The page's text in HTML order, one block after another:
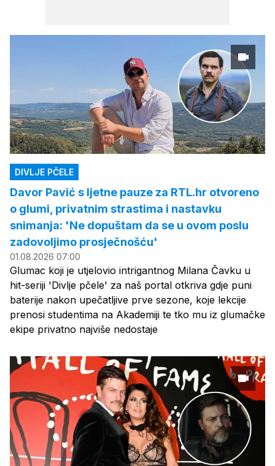
DIVLJE PČELE
Davor Pavić s ljetne pauze za RTL.hr otvoreno
o glumi, privatnim strastima i nastavku
snimanja: 'Ne dopuštam da se u ovom poslu
zadovoljimo prosječnošću'
01.08.2026 07:00
Glumac koji je utjelovio intrigantnog Milana Čavku u
hit-seriji 'Divlje pčele' za naš portal otkriva gdje puni
baterije nakon upečatljive prve sezone, koje lekcije
prenosi studentima na Akademiji te tko mu iz glumačke
ekipe privatno najviše nedostaje